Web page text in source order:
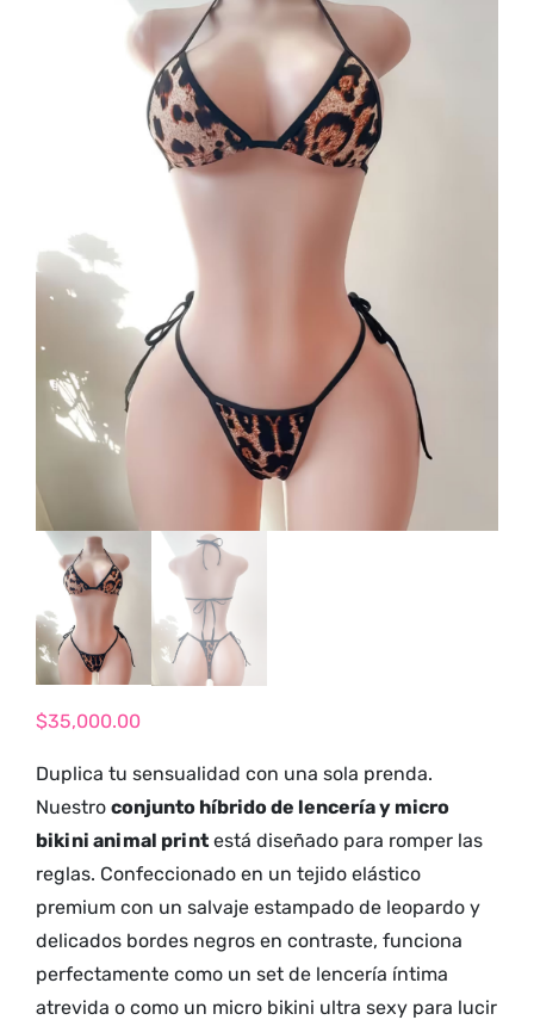
Compra online
de forma rápida,
fácilmente por
WhatsApp.
Explora nuestra
nuevas
experiencias con
los productos
$35,000.00
Duplica tu sensualidad con una sola prenda.
Nuestro conjunto híbrido de lencería y micro
bikini animal print está diseñado para romper las
reglas. Confeccionado en un tejido elástico
premium con un salvaje estampado de leopardo y
delicados bordes negros en contraste, funciona
perfectamente como un set de lencería íntima
atrevida o como un micro bikini ultra sexy para lucir